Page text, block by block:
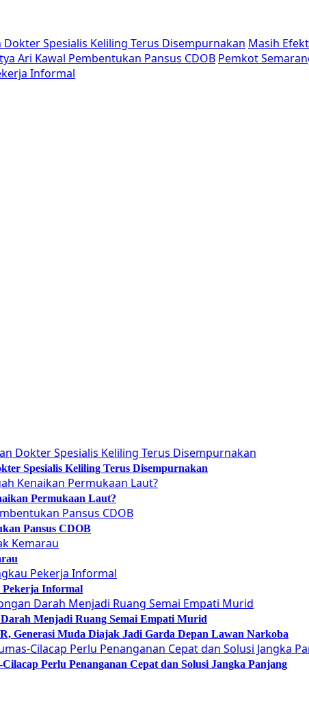
Spesialis Keliling Terus Disempurnakan Masih
Ari Kawal Pembentukan Pansus CDOB Pemkot
Informal
Spesialis Keliling Terus Disempurnakan
Permukaan Laut?
Pansus CDOB
Pekerja Informal
Menjadi Ruang Semai Empati Murid
Generasi Muda Diajak Jadi Garda Depan Lawan Narkoba
Perlu Penanganan Cepat dan Solusi Jangka Panjang